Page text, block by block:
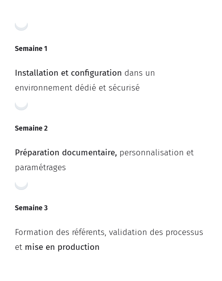
Semaine 1
Installation et configuration dans un
environnement dédié et sécurisé
Semaine 2
Préparation documentaire, personnalisation et
paramétrages
Semaine 3
Formation des référents, validation des processus
et mise en production